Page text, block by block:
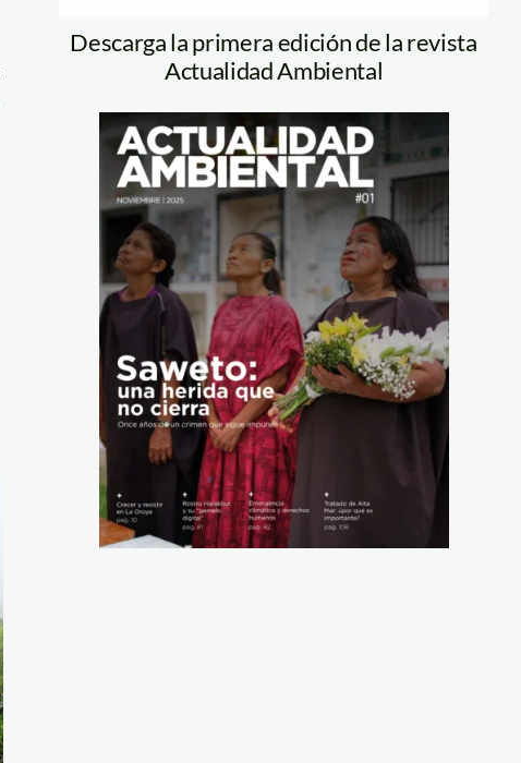
Descarga la primera edición de la revista
Actualidad Ambiental